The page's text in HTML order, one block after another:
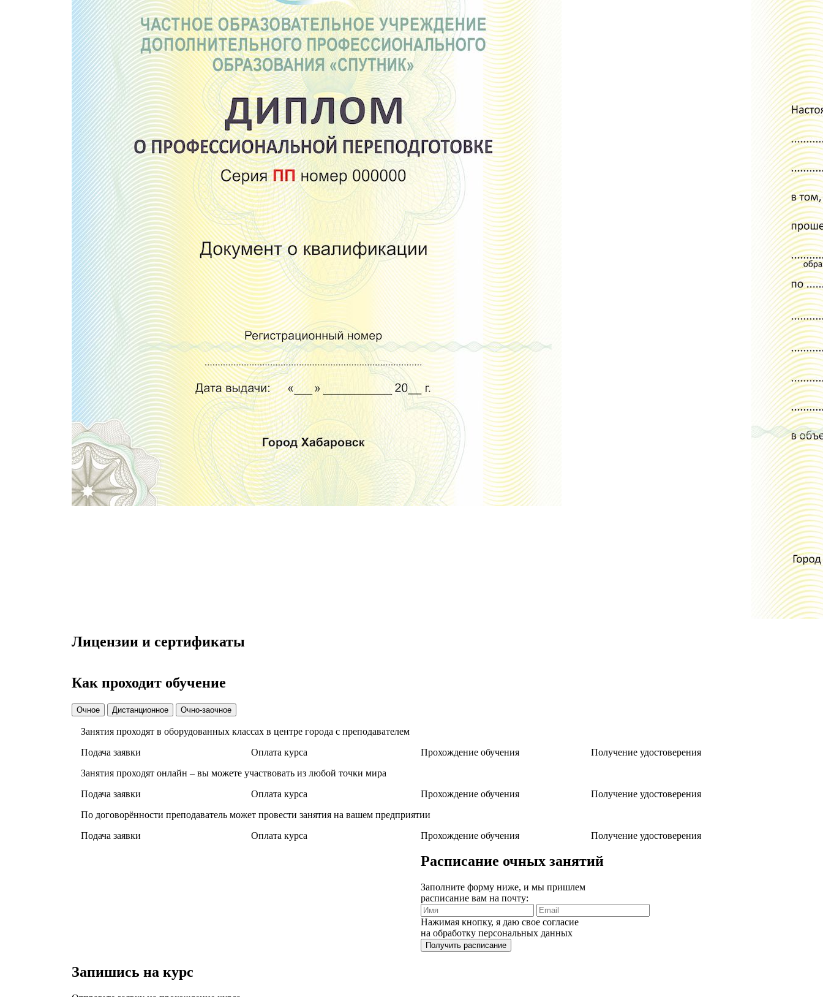
Лицензии и сертификаты
Как проходит обучение
Очное Дистанционное Очно-заочное
Занятия проходят в оборудованных классах в центре города с преподавателем
Подача заявки
Оплата курса Прохождение обучения
Получение удостоверения
Занятия проходят онлайн – вы можете участвовать из любой точки мира
Подача заявки
Оплата курса Прохождение обучения
Получение удостоверения
По договорённости преподаватель может провести занятия на вашем предприятии
Подача заявки
Оплата курса Прохождение обучения Получение удостоверения
Расписание очных занятий
Заполните форму ниже, и мы пришлем
расписание вам на почту:
Нажимая кнопку, я даю свое согласие
на обработку персональных данных
Запишись на курс